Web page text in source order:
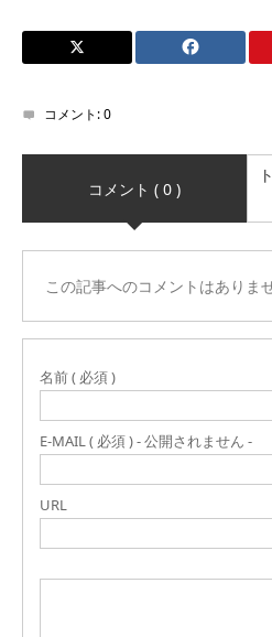
コメント:0
コメント ( 0 )
この記事へのコメントはありませ
名前 ( 必須 )
E-MAIL ( 必須 ) - 公開されません -
URL